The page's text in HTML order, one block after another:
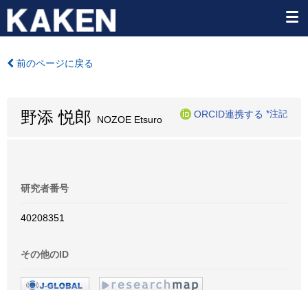
前のページに戻る
野添 悦郎 NOZOE Etsuro
ORCID連携する *注記
研究者番号
40208351
その他のID